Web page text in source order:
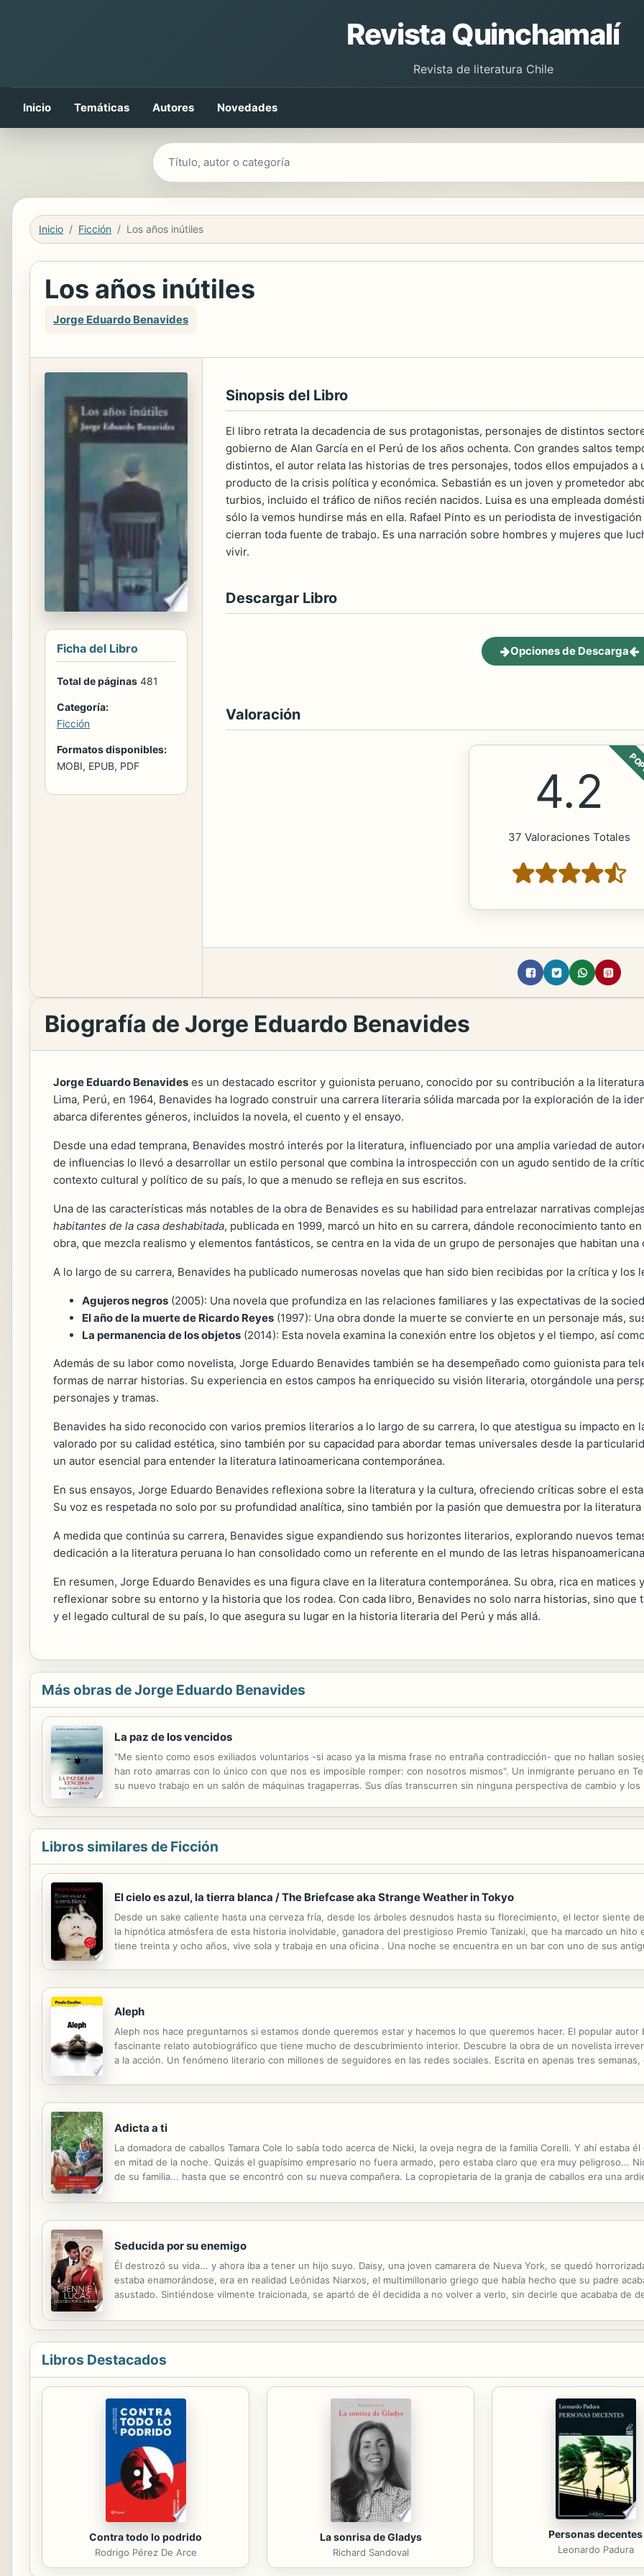
Revista Quinchamalí
Revista de literatura Chile
Inicio Temáticas Autores Novedades
Buscar libros
Inicio Ficción Los años inútiles
Los años inútiles
Jorge Eduardo Benavides
Ficha del Libro
Total de páginas 481
Categoría:
Ficción
Formatos disponibles:
MOBI, EPUB, PDF
Sinopsis del Libro
El libro retrata la decadencia de sus protagonistas, personajes de distintos
gobierno de Alan García en el Perú de los años ochenta. Con grandes saltos
distintos, el autor relata las historias de tres personajes, todos ellos empujados
producto de la crisis política y económica. Sebastián es un joven y prometedor
turbios, incluido el tráfico de niños recién nacidos. Luisa es una empleada
sólo la vemos hundirse más en ella. Rafael Pinto es un periodista de
cierran toda fuente de trabajo. Es una narración sobre hombres y mujeres que
vivir.
Descargar Libro
Opciones de Descarga
Valoración
4.2
37 Valoraciones Totales
Biografía de Jorge Eduardo Benavides
Jorge Eduardo Benavides es un destacado escritor y guionista peruano, conocido por su contribución a la
Lima, Perú, en 1964, Benavides ha logrado construir una carrera literaria sólida marcada por la exploración de la
abarca diferentes géneros, incluidos la novela, el cuento y el ensayo.
Desde una edad temprana, Benavides mostró interés por la literatura, influenciado por una amplia variedad de
de influencias lo llevó a desarrollar un estilo personal que combina la introspección con un agudo sentido de la
contexto cultural y político de su país, lo que a menudo se refleja en sus escritos.
Una de las características más notables de la obra de Benavides es su habilidad para entrelazar narrativas
habitantes de la casa deshabitada, publicada en 1999, marcó un hito en su carrera, dándole reconocimiento tanto
obra, que mezcla realismo y elementos fantásticos, se centra en la vida de un grupo de personajes que habitan
A lo largo de su carrera, Benavides ha publicado numerosas novelas que han sido bien recibidas por la crítica y los
Agujeros negros (2005): Una novela que profundiza en las relaciones familiares y las expectativas de la
El año de la muerte de Ricardo Reyes (1997): Una obra donde la muerte se convierte en un personaje más,
La permanencia de los objetos (2014): Esta novela examina la conexión entre los objetos y el tiempo, así
Además de su labor como novelista, Jorge Eduardo Benavides también se ha desempeñado como guionista para
formas de narrar historias. Su experiencia en estos campos ha enriquecido su visión literaria, otorgándole una
personajes y tramas.
Benavides ha sido reconocido con varios premios literarios a lo largo de su carrera, lo que atestigua su impacto en
valorado por su calidad estética, sino también por su capacidad para abordar temas universales desde la
un autor esencial para entender la literatura latinoamericana contemporánea.
En sus ensayos, Jorge Eduardo Benavides reflexiona sobre la literatura y la cultura, ofreciendo críticas sobre el
Su voz es respetada no solo por su profundidad analítica, sino también por la pasión que demuestra por la
A medida que continúa su carrera, Benavides sigue expandiendo sus horizontes literarios, explorando nuevos
dedicación a la literatura peruana lo han consolidado como un referente en el mundo de las letras
En resumen, Jorge Eduardo Benavides es una figura clave en la literatura contemporánea. Su obra, rica en
reflexionar sobre su entorno y la historia que los rodea. Con cada libro, Benavides no solo narra historias, sino
y el legado cultural de su país, lo que asegura su lugar en la historia literaria del Perú y más allá.
Más obras de Jorge Eduardo Benavides
La paz de los vencidos
"Me siento como esos exiliados voluntarios -si acaso ya la misma frase no entraña contradicción- que no hallan
han roto amarras con lo único con que nos es imposible romper: con nosotros mismos". Un inmigrante peruano en
su nuevo trabajo en un salón de máquinas tragaperras. Sus días transcurren sin ninguna perspectiva de cambio y
Libros similares de Ficción
El cielo es azul, la tierra blanca / The Briefcase aka Strange Weather in Tokyo
Desde un sake caliente hasta una cerveza fría, desde los árboles desnudos hasta su florecimiento, el lector siente
la hipnótica atmósfera de esta historia inolvidable, ganadora del prestigioso Premio Tanizaki, que ha marcado un
tiene treinta y ocho años, vive sola y trabaja en una oficina . Una noche se encuentra en un bar con uno de sus
Aleph
Aleph nos hace preguntarnos si estamos donde queremos estar y hacemos lo que queremos hacer. El popular autor
fascinante relato autobiográfico que tiene mucho de descubrimiento interior. Descubre la obra de un novelista
a la acción. Un fenómeno literario con millones de seguidores en las redes sociales. Escrita en apenas tres
Adicta a ti
La domadora de caballos Tamara Cole lo sabía todo acerca de Nicki, la oveja negra de la familia Corelli. Y ahí estaba
en mitad de la noche. Quizás el guapísimo empresario no fuera armado, pero estaba claro que era muy peligroso...
de su familia... hasta que se encontró con su nueva compañera. La copropietaria de la granja de caballos era una
Seducida por su enemigo
Él destrozó su vida... y ahora iba a tener un hijo suyo. Daisy, una joven camarera de Nueva York, se quedó
estaba enamorándose, era en realidad Leónidas Niarxos, el multimillonario griego que había hecho que su padre
asustado. Sintiéndose vilmente traicionada, se apartó de él decidida a no volver a verlo, sin decirle que acababa de
Libros Destacados
Contra todo lo podrido
Rodrigo Pérez De Arce
La sonrisa de Gladys
Richard Sandoval
Personas decentes
Leonardo Padura